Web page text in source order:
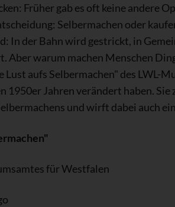
Früher gab es oft keine andere
Selbermachen oder
In der Bahn wird gestrickt, in
Aber warum machen Menschen
aufs Selbermachen" des LWL-
Jahren verändert haben. Sie
und wirft dabei auch
für Westfalen